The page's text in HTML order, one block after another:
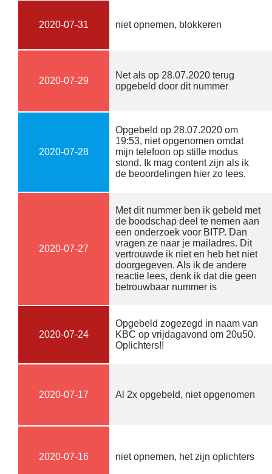
2020-07-31 niet opnemen, blokkeren
2020-07-29
Net als op 28.07.2020 terug
opgebeld door dit nummer
2020-07-28
Opgebeld op 28.07.2020 om
19:53, niet opgenomen omdat
mijn telefoon op stille modus
stond. Ik mag content zijn als ik
de beoordelingen hier zo lees.
2020-07-27
Met dit nummer ben ik gebeld met
de boodschap deel te nemen aan
een onderzoek voor BITP. Dan
vragen ze naar je mailadres. Dit
vertrouwde ik niet en heb het niet
doorgegeven. Als ik de andere
reactie lees, denk ik dat die geen
betrouwbaar nummer is
2020-07-24
Opgebeld zogezegd in naam van
KBC op vrijdagavond om 20u50.
Oplichters!!
2020-07-17 Al 2x opgebeld, niet opgenomen
2020-07-16 niet opnemen, het zijn oplichters